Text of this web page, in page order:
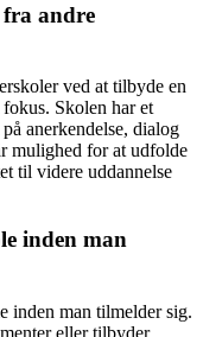
andre
ved at tilbyde en
Skolen har et
anerkendelse, dialog
mulighed for at udfolde
til videre uddannelse
inden man
inden man tilmelder sig.
eller tilbyder